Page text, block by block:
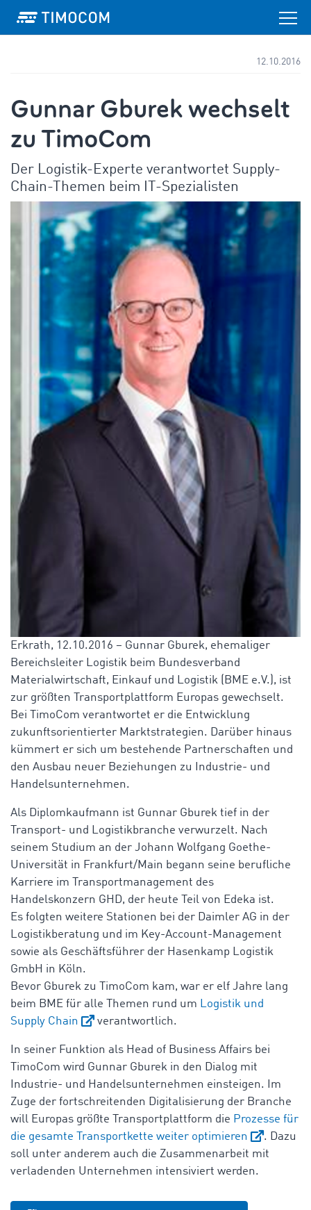
12.10.2016
Gunnar Gburek wechselt
zu TimoCom
Der Logistik-Experte verantwortet Supply-
Chain-Themen beim IT-Spezialisten
Erkrath, 12.10.2016 – Gunnar Gburek, ehemaliger
Bereichsleiter Logistik beim Bundesverband
Materialwirtschaft, Einkauf und Logistik (BME e.V.), ist
zur größten Transportplattform Europas gewechselt.
Bei TimoCom verantwortet er die Entwicklung
zukunftsorientierter Marktstrategien. Darüber hinaus
kümmert er sich um bestehende Partnerschaften und
den Ausbau neuer Beziehungen zu Industrie- und
Handelsunternehmen.
Als Diplomkaufmann ist Gunnar Gburek tief in der
Transport- und Logistikbranche verwurzelt. Nach
seinem Studium an der Johann Wolfgang Goethe-
Universität in Frankfurt/Main begann seine berufliche
Karriere im Transportmanagement des
Handelskonzern GHD, der heute Teil von Edeka ist.
Es folgten weitere Stationen bei der Daimler AG in der
Logistikberatung und im Key-Account-Management
sowie als Geschäftsführer der Hasenkamp Logistik
GmbH in Köln.
Bevor Gburek zu TimoCom kam, war er elf Jahre lang
beim BME für alle Themen rund um Logistik und
Supply Chain
verantwortlich.
In seiner Funktion als Head of Business Affairs bei
TimoCom wird Gunnar Gburek in den Dialog mit
Industrie- und Handelsunternehmen einsteigen. Im
Zuge der fortschreitenden Digitalisierung der Branche
will Europas größte Transportplattform die Prozesse für
die gesamte Transportkette weiter optimieren
. Dazu
soll unter anderem auch die Zusammenarbeit mit
verladenden Unternehmen intensiviert werden.